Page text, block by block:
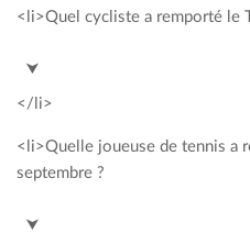
<li>Quel cycliste a remporté le
<span style= »color: #00a2c3;
⮟
</li>
<li>Quelle joueuse de tennis a
septembre ?
<span style= »color: #00a2c3;
⮟